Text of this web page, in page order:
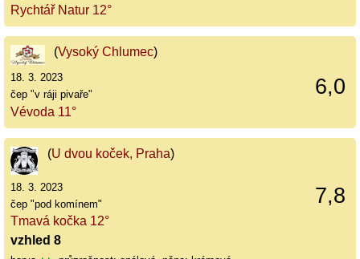
Rychtář Natur 12°
(Vysoký Chlumec)
6,0
18. 3. 2023
čep "v ráji pivaře"
Vévoda 11°
(U dvou koček, Praha)
7,8
18. 3. 2023
čep "pod komínem"
Tmavá kočka 12°
vzhled 8